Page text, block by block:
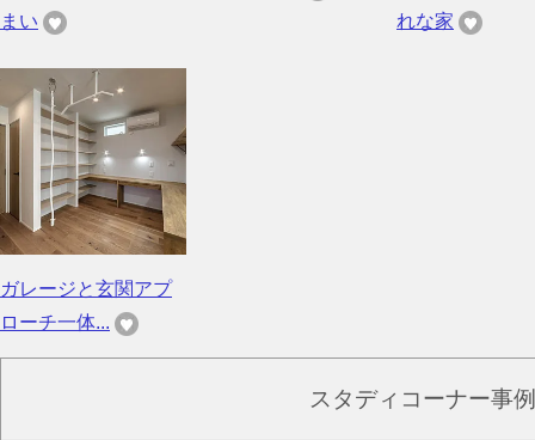
まい
れな家
ガレージと玄関アプ
ローチ一体...
スタディコーナー事